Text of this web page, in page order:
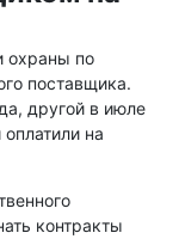
охраны по
поставщика.
другой в июле
на
контракты